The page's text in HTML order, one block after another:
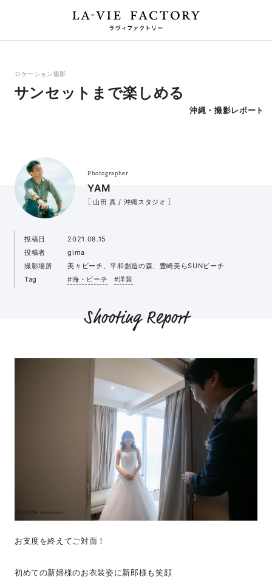
ロケーション撮影
サンセットまで楽しめる
沖縄・撮影レポート
Photographer
YAM
［ 山田 真 / 沖縄スタジオ ］
投稿日
2021.08.15
投稿者
gima
撮影場所
美々ビーチ、平和創造の森、豊崎美らSUNビーチ
Tag
#海・ビーチ #洋装
Shooting Report
お支度を終えてご対面！
初めての新婦様のお衣装姿に新郎様も笑顔